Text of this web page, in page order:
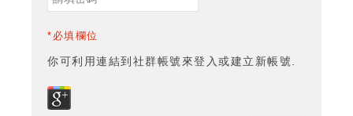
*必填欄位
你可利用連結到社群帳號來登入或建立新帳號.